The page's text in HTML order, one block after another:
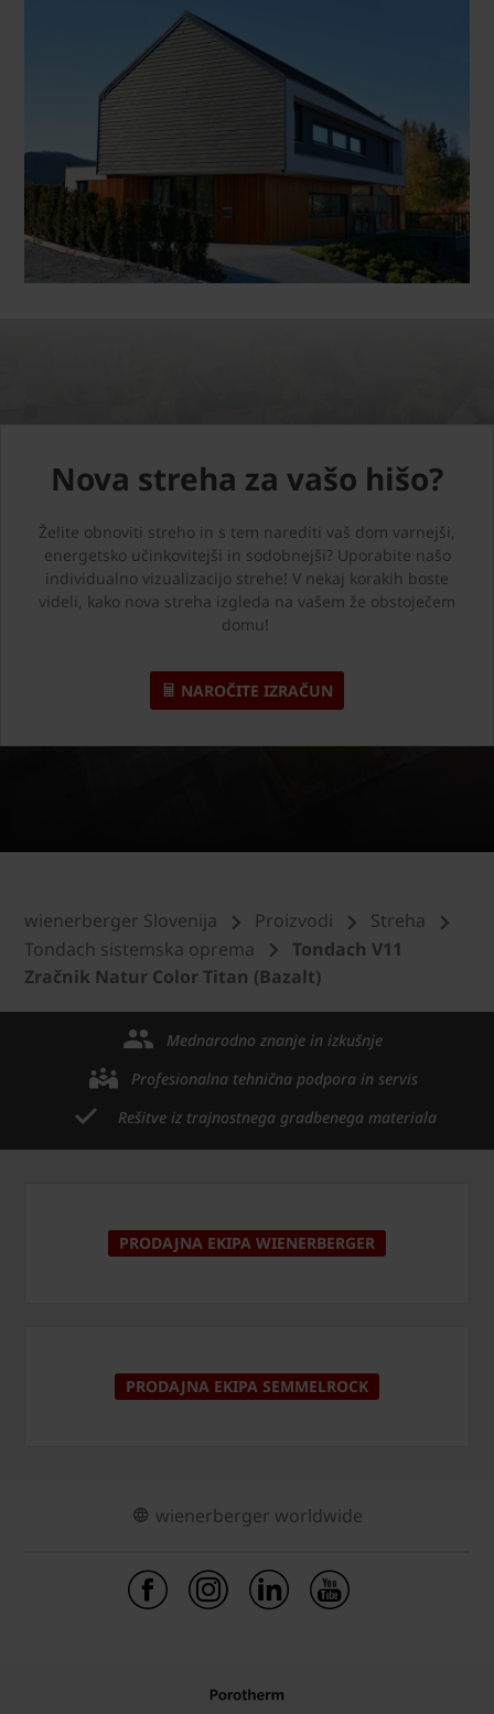
Nova streha za vašo hišo?
Želite obnoviti streho in s tem narediti vaš dom varnejši,
energetsko učinkovitejši in sodobnejši? Uporabite našo
individualno vizualizacijo strehe! V nekaj korakih boste
videli, kako nova streha izgleda na vašem že obstoječem
domu!
NAROČITE IZRAČUN
wienerberger Slovenija Proizvodi
Streha
Tondach sistemska oprema
Tondach V11
Zračnik Natur Color Titan (Bazalt)
Mednarodno znanje in izkušnje
Profesionalna tehnična podpora in servis
Rešitve iz trajnostnega gradbenega materiala
PRODAJNA EKIPA WIENERBERGER
PRODAJNA EKIPA SEMMELROCK
wienerberger worldwide